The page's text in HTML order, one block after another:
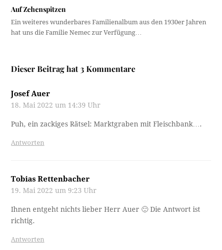
Auf Zehenspitzen
Ein weiteres wunderbares Familienalbum aus den 1930er Jahren
hat uns die Familie Nemec zur Verfügung…
Dieser Beitrag hat 3 Kommentare
Josef Auer
18. Mai 2022 um 14:39 Uhr
Puh, ein zackiges Rätsel: Marktgraben mit Fleischbank….
Antworten
Tobias Rettenbacher
19. Mai 2022 um 9:23 Uhr
Ihnen entgeht nichts lieber Herr Auer 🙂 Die Antwort ist
richtig.
Antworten